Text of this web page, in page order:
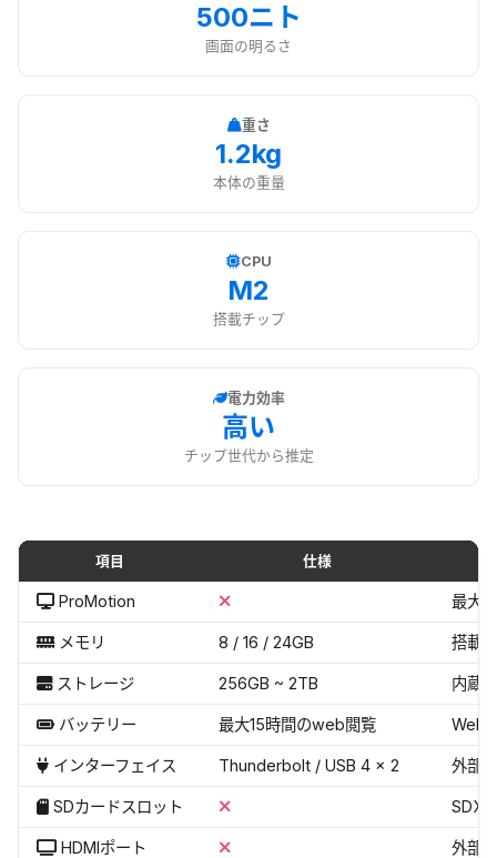
500ニト
画面の明るさ
重さ
1.2kg
本体の重量
CPU
M2
搭載チップ
電力効率
高い
チップ世代から推定
MacBook Air 13インチ（2022）
項目 仕様
ProMotion 最大
メモリ 8 / 16 / 24GB 搭載
ストレージ 256GB ~ 2TB 内蔵
バッテリー 最大15時間のweb閲覧 Web
インターフェイス Thunderbolt / USB 4 × 2 外部
SDカードスロット
HDMIポート 外部